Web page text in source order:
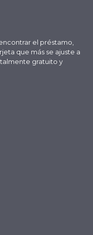
el préstamo,
que más se ajuste a
gratuito y